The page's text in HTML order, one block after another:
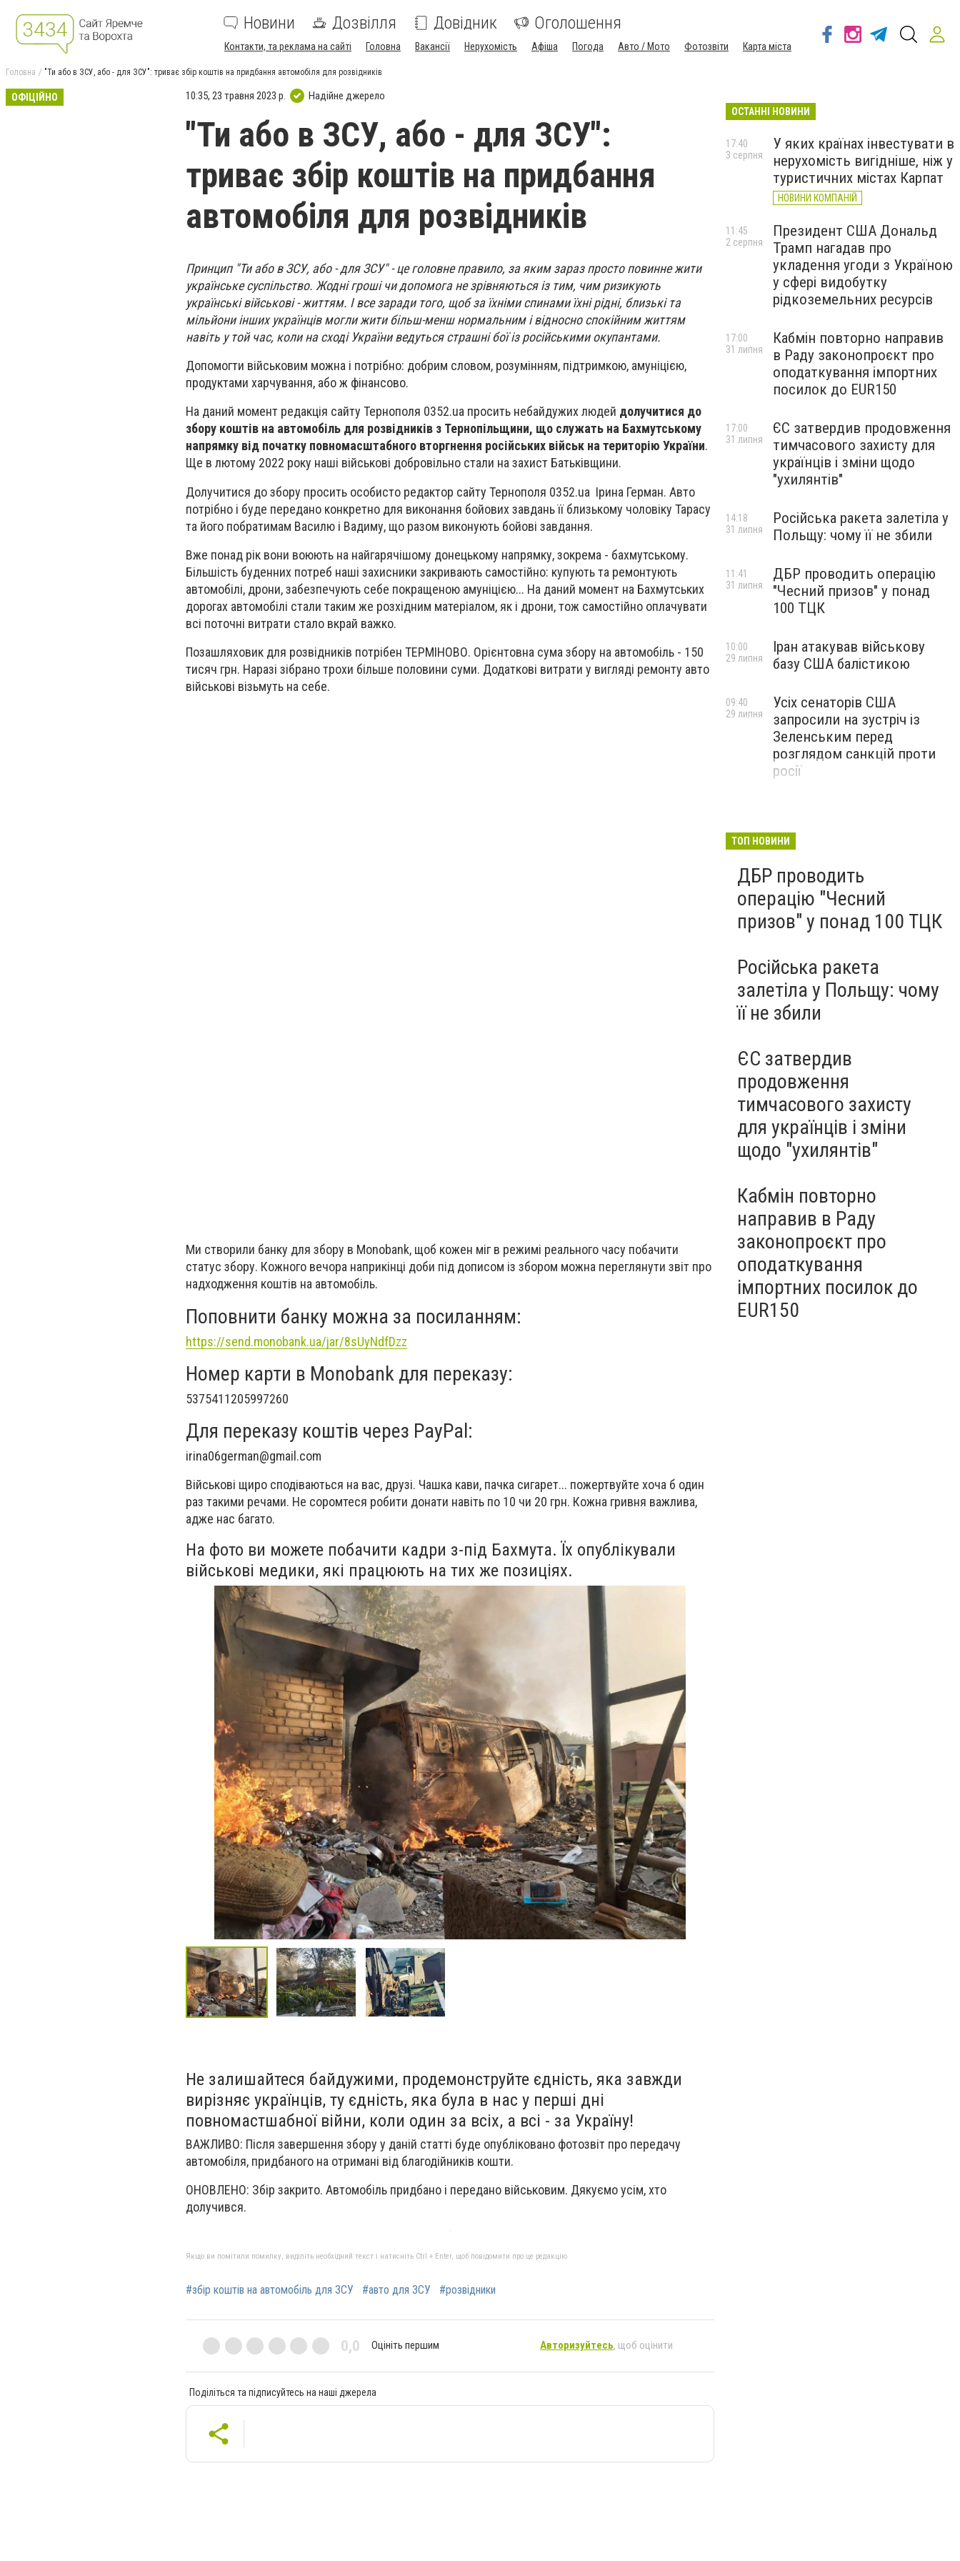
Новини Дозвілля Довідник Оголошення
Контакти, та реклама на сайті Головна Вакансії Нерухомість Афіша Погода Авто / Мото Фотозвіти Карта міста
Головна "Ти або в ЗСУ, або - для ЗСУ": триває збір коштів на придбання автомобіля для розвідників
ОФІЦІЙНО 10:35, 23 травня 2023 р. Надійне джерело
"Ти або в ЗСУ, або - для ЗСУ":
триває збір коштів на придбання
автомобіля для розвідників
Принцип "Ти або в ЗСУ, або - для ЗСУ" - це головне правило, за яким зараз просто повинне жити
українське суспільство. Жодні гроші чи допомога не зрівняються із тим, чим ризикують
українські військові - життям. І все заради того, щоб за їхніми спинами їхні рідні, близькі та
мільйони інших українців могли жити більш-менш нормальним і відносно спокійним життям
навіть у той час, коли на сході України ведуться страшні бої із російськими окупантами.
Допомогти військовим можна і потрібно: добрим словом, розумінням, підтримкою, амуніцією,
продуктами харчування, або ж фінансово.
На даний момент редакція сайту Тернополя 0352.ua просить небайдужих людей долучитися до
збору коштів на автомобіль для розвідників з Тернопільщини, що служать на Бахмутському
напрямку від початку повномасштабного вторгнення російських військ на територію України.
Ще в лютому 2022 року наші військові добровільно стали на захист Батьківщини.
Долучитися до збору просить особисто редактор сайту Тернополя 0352.ua Ірина Герман. Авто
потрібно і буде передано конкретно для виконання бойових завдань її близькому чоловіку Тарасу
та його побратимам Василю і Вадиму, що разом виконують бойові завдання.
Вже понад рік вони воюють на найгарячішому донецькому напрямку, зокрема - бахмутському.
Більшість буденних потреб наші захисники закривають самостійно: купують та ремонтують
автомобілі, дрони, забезпечують себе покращеною амуніцією... На даний момент на Бахмутських
дорогах автомобілі стали таким же розхідним матеріалом, як і дрони, тож самостійно оплачувати
всі поточні витрати стало вкрай важко.
Позашляховик для розвідників потрібен ТЕРМІНОВО. Орієнтовна сума збору на автомобіль - 150
тисяч грн. Наразі зібрано трохи більше половини суми. Додаткові витрати у вигляді ремонту авто
військові візьмуть на себе.
Ми створили банку для збору в Monobank, щоб кожен міг в режимі реального часу побачити
статус збору. Кожного вечора наприкінці доби під дописом із збором можна переглянути звіт про
надходження коштів на автомобіль.
Поповнити банку можна за посиланням:
https://send.monobank.ua/jar/8sUyNdfDzz
Номер карти в Monobank для переказу:
5375411205997260
Для переказу коштів через PayPal:
irina06german@gmail.com
Військові щиро сподіваються на вас, друзі. Чашка кави, пачка сигарет... пожертвуйте хоча б один
раз такими речами. Не соромтеся робити донати навіть по 10 чи 20 грн. Кожна гривня важлива,
адже нас багато.
На фото ви можете побачити кадри з-під Бахмута. Їх опублікували
військові медики, які працюють на тих же позиціях.
Не залишайтеся байдужими, продемонструйте єдність, яка завжди
вирізняє українців, ту єдність, яка була в нас у перші дні
повномастшабної війни, коли один за всіх, а всі - за Україну!
ВАЖЛИВО: Після завершення збору у даній статті буде опубліковано фотозвіт про передачу
автомобіля, придбаного на отримані від благодійників кошти.
ОНОВЛЕНО: Збір закрито. Автомобіль придбано і передано військовим. Дякуємо усім, хто
долучився.
Якщо ви помітили помилку, виділіть необхідний текст і натисніть Ctrl + Enter, щоб повідомити про це редакцію
#збір коштів на автомобіль для ЗСУ #авто для ЗСУ #розвідники
0,0 Оцініть першим Авторизуйтесь, щоб оцінити
Поділіться та підписуйтесь на наші джерела
ОСТАННІ НОВИНИ
У яких країнах інвестувати в
нерухомість вигідніше, ніж у
туристичних містах Карпат
НОВИНИ КОМПАНІЙ
17:40
3 серпня
Президент США Дональд
Трамп нагадав про
укладення угоди з Україною
у сфері видобутку
рідкоземельних ресурсів
11:45
2 серпня
Кабмін повторно направив
в Раду законопроєкт про
оподаткування імпортних
посилок до EUR150
17:00
31 липня
ЄС затвердив продовження
тимчасового захисту для
українців і зміни щодо
"ухилянтів"
17:00
31 липня
Російська ракета залетіла у
Польщу: чому її не збили
14:18
31 липня
ДБР проводить операцію
"Чесний призов" у понад
100 ТЦК
11:41
31 липня
Іран атакував військову
базу США балістикою
10:00
29 липня
Усіх сенаторів США
запросили на зустріч із
Зеленським перед
розглядом санкцій проти
росії
09:40
29 липня
ТОП НОВИНИ
ДБР проводить
операцію "Чесний
призов" у понад 100 ТЦК
Російська ракета
залетіла у Польщу: чому
її не збили
ЄС затвердив
продовження
тимчасового захисту
для українців і зміни
щодо "ухилянтів"
Кабмін повторно
направив в Раду
законопроєкт про
оподаткування
імпортних посилок до
EUR150